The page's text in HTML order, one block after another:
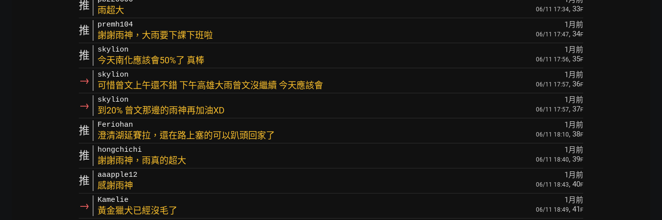
推 雨超大 06/11 17:34, 33F
推 premh104 1月前
謝謝雨神，大雨要下課下班啦 06/11 17:47, 34F
推 skylion 1月前
今天南化應該會50%了 真棒 06/11 17:56, 35F
→ skylion 1月前
可惜曾文上午還不錯 下午高雄大雨曾文沒繼續 今天應該會 06/11 17:57, 36F
→ skylion 1月前
到20% 曾文那邊的雨神再加油XD 06/11 17:57, 37F
推 Feriohan 1月前
澄清湖延賽拉，還在路上塞的可以趴頭回家了 06/11 18:10, 38F
推 hongchichi 1月前
謝謝雨神，雨真的超大 06/11 18:40, 39F
推 aaapple12 1月前
感謝雨神 06/11 18:43, 40F
→ Kamelie 1月前
黃金獵犬已經沒毛了 06/11 18:49, 41 F